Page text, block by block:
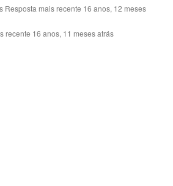
Resposta mais recente 16 anos, 12 meses
recente 16 anos, 11 meses atrás